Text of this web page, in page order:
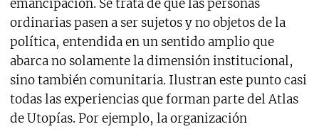
emancipación. Se trata de que las personas
ordinarias pasen a ser sujetos y no objetos de la
política, entendida en un sentido amplio que
abarca no solamente la dimensión institucional,
sino también comunitaria. Ilustran este punto casi
todas las experiencias que forman parte del Atlas
de Utopías. Por ejemplo, la organización